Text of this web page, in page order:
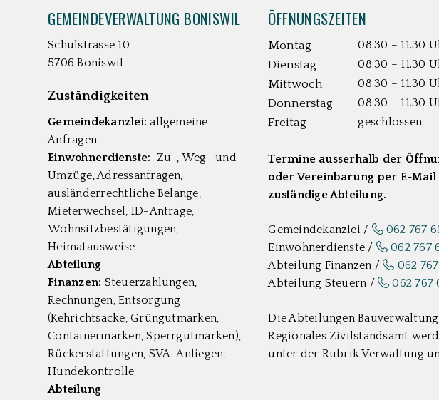
FOOTER
GEMEINDEVERWALTUNG BONISWIL
Schulstrasse 10
5706 Boniswil
Zuständigkeiten
Gemeindekanzlei:allgemeine
Anfragen
Einwohnerdienste: Zu-, Weg- und
Umzüge, Adressanfragen,
ausländerrechtliche Belange,
Mieterwechsel, ID-Anträge,
Wohnsitzbestätigungen,
Heimatausweise
Abteilung
Finanzen: Steuerzahlungen,
Rechnungen, Entsorgung
(Kehrichtsäcke, Grüngutmarken,
Containermarken, Sperrgutmarken),
Rückerstattungen, SVA-Anliegen,
Hundekontrolle
Abteilung
ÖFFNUNGSZEITEN
Montag 08.30 – 11.30
Dienstag
08.30 – 11.30
Mittwoch
08.30 – 11.30
Donnerstag
08.30 – 11.30
Freitag
geschlossen
Termine ausserhalb der
oder Vereinbarung per E-Mail
zuständige Abteilung.
Gemeindekanzlei / 062 767
Einwohnerdienste /
062 767
Abteilung Finanzen /
062 767
Abteilung Steuern /
062 767
Die Abteilungen
Regionales Zivilstandsamt
unter der Rubrik Verwaltung